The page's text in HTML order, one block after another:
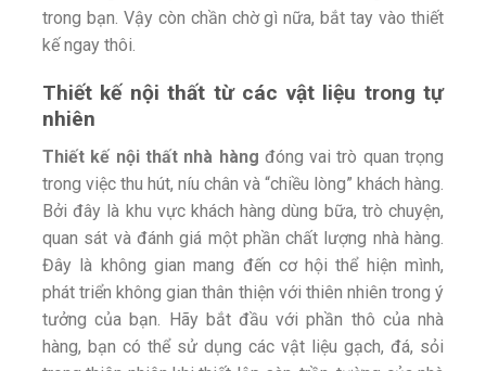
trong bạn. Vậy còn chần chờ gì nữa, bắt tay vào thiết
kế ngay thôi.
Thiết kế nội thất từ các vật liệu trong tự
nhiên
Thiết kế nội thất nhà hàng đóng vai trò quan trọng
trong việc thu hút, níu chân và “chiều lòng” khách hàng.
Bởi đây là khu vực khách hàng dùng bữa, trò chuyện,
quan sát và đánh giá một phần chất lượng nhà hàng.
Đây là không gian mang đến cơ hội thể hiện mình,
phát triển không gian thân thiện với thiên nhiên trong ý
tưởng của bạn. Hãy bắt đầu với phần thô của nhà
hàng, bạn có thể sử dụng các vật liệu gạch, đá, sỏi